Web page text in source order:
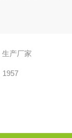
生产厂家
1957